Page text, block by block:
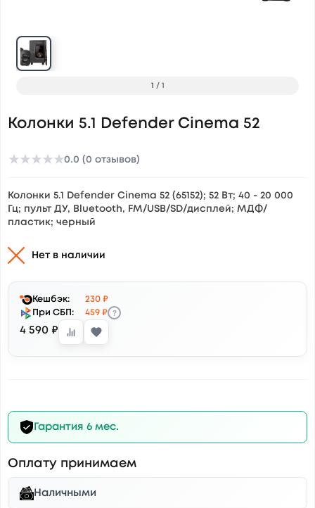
1 / 1
Колонки 5.1 Defender Cinema 52
★★★★★0.0 (0 отзывов)
Колонки 5.1 Defender Cinema 52 (65152); 52 Вт; 40 - 20 000
Гц; пульт ДУ, Bluetooth, FM/USB/SD/дисплей; МДФ/
пластик; черный
Нет в наличии
Кешбэк:
230 ₽
При СБП:
459 ₽ ?
4 590 ₽
Гарантия 6 мес.
Оплату принимаем
Наличными